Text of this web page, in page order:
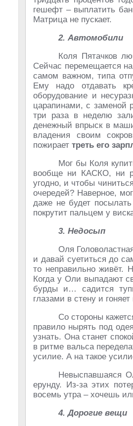
гешефт – выплатить
Матрица не пускает.
2. Автомобили
Коля Пятачков
Сейчас перемещается
самом важном, типа
Ему надо отдавать
оборудование и
царапинами, с заменой
три раза в неделю
денежный впрыск в
владения своим
пожирает треть его
Мог бы Коля
вообще ни КАСКО, ни
угодно, и чтобы
очередей? Наверное,
даже не будет
покрутит пальцем у
3. Недосып
Оля
и давай суетиться до
то неправильно живёт.
Когда у Оли выпадают
бурды и… садится
глазами в стену и
Со стороны
правило нырять под
узнать. Она станет
в ритме вальса
усилие. А на такое
Невыспавшаяся
ерунду. Из-за этих
восемь утра – хочешь
4. Дорогие вещи